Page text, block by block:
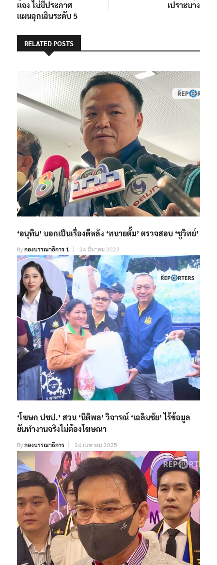
แจง ไม่มีประกาศ
แผนฉุกเฉินระดับ 5
เปราะบาง
RELATED POSTS
‘อนุทิน’ บอกเป็นเรื่องดีหลัง ‘ทนายตั้ม’ ตรวจสอบ ‘ชูวิทย์’
Byกองบรรณาธิการ 1 24 มีนาคม 2023
‘โฆษก ปชป.’ สวน ‘นิติพล’ วิจารณ์ ‘เฉลิมชัย’ ไร้ข้อมูล
ยันทำงานจริงไม่ต้องโฆษณา
Byกองบรรณาธิการ 24 เมษายน 2025